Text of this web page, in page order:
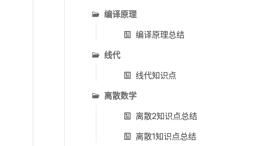
编译原理
编译原理总结
线代
线代知识点
离散数学
离散2知识点总结
离散1知识点总结